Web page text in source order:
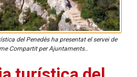
del Penedès ha presentat el servei de
Compartit per Ajuntaments..